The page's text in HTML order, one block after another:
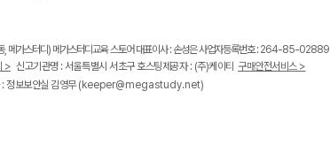
메가스터디) 메가스터디교육 스토어 대표이사 : 손성은 사업자등록번호 : 264-85-02889
> 신고기관명 : 서울특별시 서초구 호스팅제공자 : (주)케이티 구매안전서비스 >
정보보안실 김영무(keeper@megastudy.net)